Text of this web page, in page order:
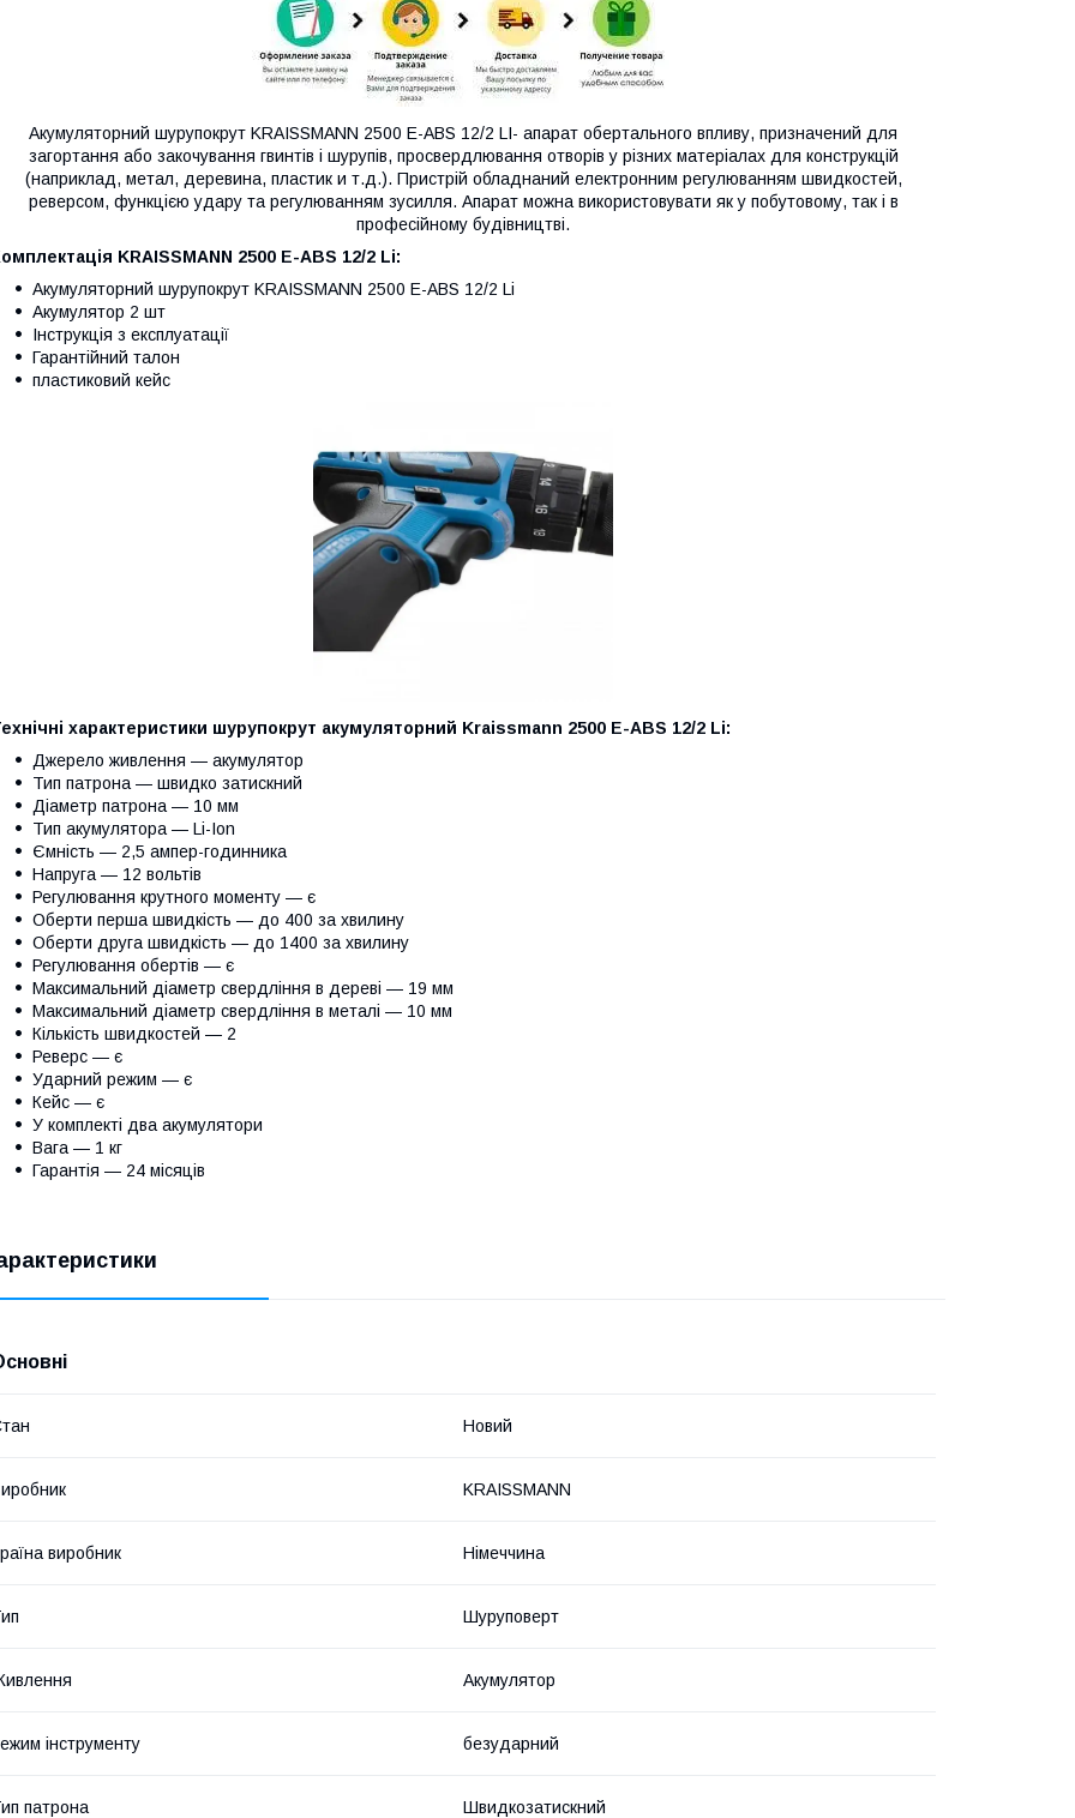
Акумуляторний шурупокрут KRAISSMANN 2500 E-ABS 12/2 LI- апарат обертального впливу, призначений для
загортання або закочування гвинтів і шурупів, просвердлювання отворів у різних матеріалах для конструкцій
(наприклад, метал, деревина, пластик и т.д.). Пристрій обладнаний електронним регулюванням швидкостей,
реверсом, функцією удару та регулюванням зусилля. Апарат можна використовувати як у побутовому, так і в
професійному будівництві.
KRAISSMANN 2500 E-ABS 12/2 Li:
Акумуляторний шурупокрут KRAISSMANN 2500 E-ABS 12/2 Li
Акумулятор 2 шт
Інструкція з експлуатації
Гарантійний талон
пластиковий кейс
характеристики шурупокрут акумуляторний Kraissmann 2500 E-ABS 12/2 Li:
Джерело живлення — акумулятор
Тип патрона — швидко затискний
Діаметр патрона — 10 мм
Тип акумулятора — Li-Ion
Ємність — 2,5 ампер-годинника
Напруга — 12 вольтів
Регулювання крутного моменту — є
Оберти перша швидкість — до 400 за хвилину
Оберти друга швидкість — до 1400 за хвилину
Регулювання обертів — є
Максимальний діаметр свердління в дереві — 19 мм
Максимальний діаметр свердління в металі — 10 мм
Кількість швидкостей — 2
Реверс — є
Ударний режим — є
Кейс — є
У комплекті два акумулятори
Вага — 1 кг
Гарантія — 24 місяців
Новий
KRAISSMANN
виробник Німеччина
Шуруповерт
Акумулятор
інструменту безударний
патрона Швидкозатискний